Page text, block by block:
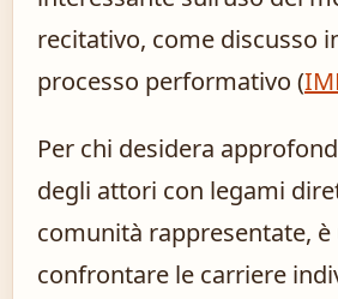
recitativo, come discusso
processo performativo (
Per chi desidera
degli attori con legami
comunità rappresentate,
confrontare le carriere